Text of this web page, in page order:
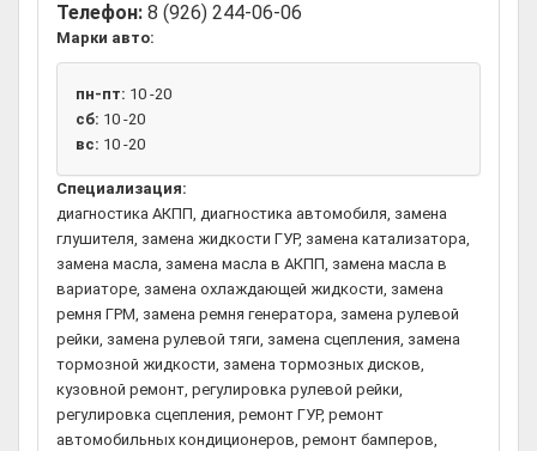
Телефон: 8 (926) 244-06-06
Марки авто:
пн-пт: 10 -20
сб: 10 -20
вс: 10 -20
Специализация:
диагностика АКПП, диагностика автомобиля, замена
глушителя, замена жидкости ГУР, замена катализатора,
замена масла, замена масла в АКПП, замена масла в
вариаторе, замена охлаждающей жидкости, замена
ремня ГРМ, замена ремня генератора, замена рулевой
рейки, замена рулевой тяги, замена сцепления, замена
тормозной жидкости, замена тормозных дисков,
кузовной ремонт, регулировка рулевой рейки,
регулировка сцепления, ремонт ГУР, ремонт
автомобильных кондиционеров, ремонт бамперов,